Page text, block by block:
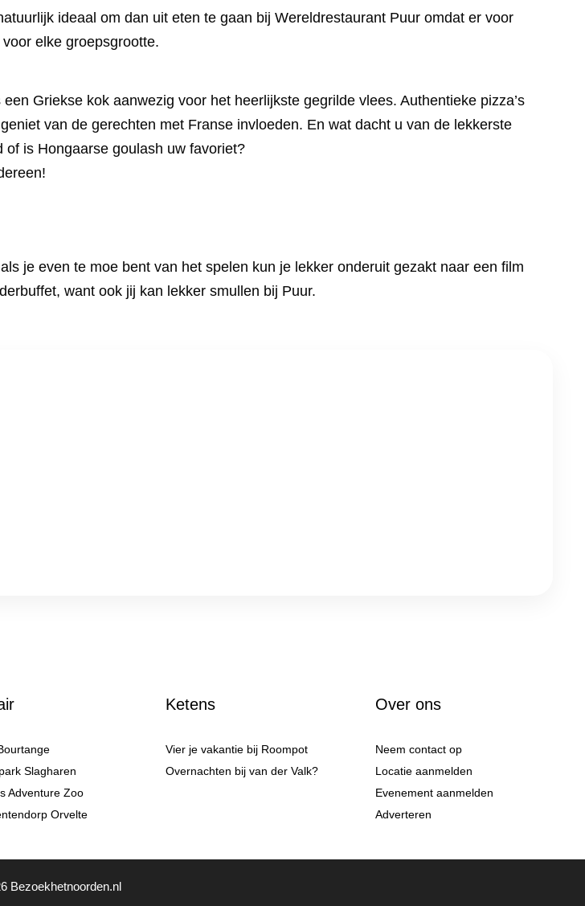
ideaal om dan uit eten te gaan bij Wereldrestaurant Puur omdat er voor
elke groepsgrootte.
Griekse kok aanwezig voor het heerlijkste gegrilde vlees. Authentieke pizza’s
van de gerechten met Franse invloeden. En wat dacht u van de lekkerste
is Hongaarse goulash uw favoriet?
je even te moe bent van het spelen kun je lekker onderuit gezakt naar een film
want ook jij kan lekker smullen bij Puur.
Slagharen
Adventure Zoo
Orvelte
Ketens
Vier je vakantie bij Roompot
Overnachten bij van der Valk?
Over ons
Neem contact op
Locatie aanmelden
Evenement aanmelden
Adverteren
Bezoekhetnoorden.nl